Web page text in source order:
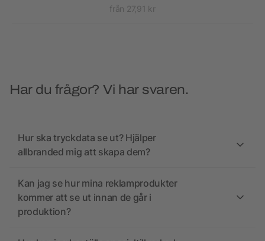
från 27,91 kr
Har du frågor? Vi har svaren.
Hur ska tryckdata se ut? Hjälper
allbranded mig att skapa dem?
Kan jag se hur mina reklamprodukter
kommer att se ut innan de går i
produktion?